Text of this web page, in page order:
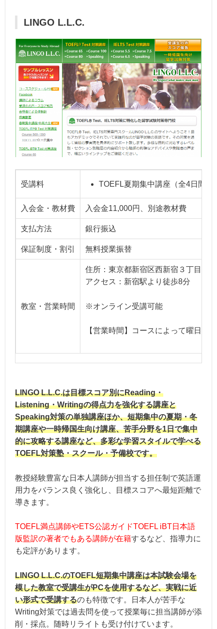
LINGO L.L.C.
受講料 TOEFL夏期集中講座（全4日間 1
入会金・教材費 入会金11,000円、別途教材費
支払方法 銀行振込
保証制度・割引 無料授業振替
教室・営業時間
住所：東京都新宿区西新宿３丁目２−
アクセス：新宿駅より徒歩8分
※オンライン受講可能
【営業時間】コースによって曜日・
LINGO L.L.C.は目標スコア別にReading・
Listening・Writingの得点力を強化する講座と
Speaking対策の単独講座ほか、短期集中の夏期・冬
期講座や一時帰国生向け講座、苦手分野を1日で集中
的に攻略する講座など、多彩な学習スタイルで学べる
TOEFL対策塾・スクール・予備校です。
教授経験豊富な日本人講師が担当する担任制で英語運
用力をバランス良く強化し、目標スコアへ最短距離で
導きます。
TOEFL満点講師やETS公認ガイドTOEFL iBT日本語
版監訳の著者でもある講師が在籍するなど、指導力に
も定評があります。
LINGO L.L.C.のTOEFL短期集中講座は本試験会場を
模した教室で受講生がPCを使用するなど、実戦に近
い形式で受講するのも特徴です。日本人が苦手な
Writing対策では過去問を使って授業毎に担当講師が添
削・採点。随時リライトも受け付けています。